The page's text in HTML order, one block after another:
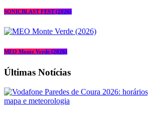
SONICBLAST FEST (2026)
MEO Monte Verde (2026)
Últimas Notícias